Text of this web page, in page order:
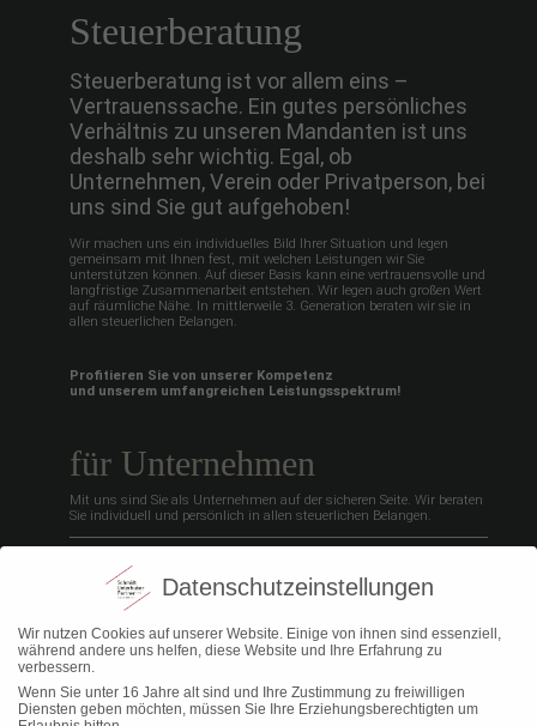
Steuerberatung
Steuerberatung ist vor allem eins –
Vertrauenssache. Ein gutes persönliches
Verhältnis zu unseren Mandanten ist uns
deshalb sehr wichtig. Egal, ob
Unternehmen, Verein oder Privatperson, bei
uns sind Sie gut aufgehoben!
Wir machen uns ein individuelles Bild Ihrer Situation und legen
gemeinsam mit Ihnen fest, mit welchen Leistungen wir Sie
unterstützen können. Auf dieser Basis kann eine vertrauensvolle und
langfristige Zusammenarbeit entstehen. Wir legen auch großen Wert
auf räumliche Nähe. In mittlerweile 3. Generation beraten wir sie in
allen steuerlichen Belangen.
Profitieren Sie von unserer Kompetenz
und unserem umfangreichen Leistungsspektrum!
für Unternehmen
Mit uns sind Sie als Unternehmen auf der sicheren Seite. Wir beraten
Sie individuell und persönlich in allen steuerlichen Belangen.
für Privatpersonen
Auch als Privatperson helfen wir Ihnen zuverlässig und kompetent in
allen steuerrechtlichen Angelegenheiten weiter.
für Vereine
Datenschutzeinstellungen
Wir nutzen Cookies auf unserer Website. Einige von ihnen sind essenziell,
während andere uns helfen, diese Website und Ihre Erfahrung zu
verbessern.
Wenn Sie unter 16 Jahre alt sind und Ihre Zustimmung zu freiwilligen
Diensten geben möchten, müssen Sie Ihre Erziehungsberechtigten um